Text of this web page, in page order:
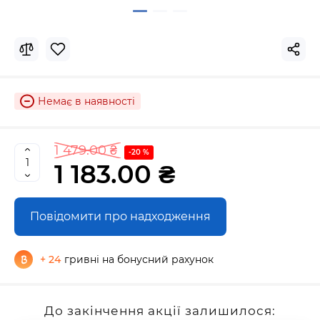
Немає в наявності
1 479.00 ₴ -20 %
1 183.00 ₴
Повідомити про надходження
+ 24 гривні на бонусний рахунок
До закінчення акції залишилося: